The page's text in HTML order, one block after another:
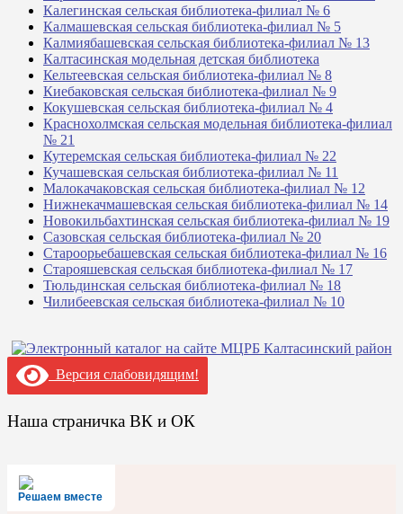
Калегинская сельская библиотека-филиал № 6
Калмашевская сельская библиотека-филиал № 5
Калмиябашевская сельская библиотека-филиал № 13
Калтасинская модельная детская библиотека
Кельтеевская сельская библиотека-филиал № 8
Киебаковская сельская библиотека-филиал № 9
Кокушевская сельская библиотека-филиал № 4
Краснохолмская сельская модельная библиотека-филиал
№ 21
Кутеремская сельская библиотека-филиал № 22
Кучашевская сельская библиотека-филиал № 11
Малокачаковская сельская библиотека-филиал № 12
Нижнекачмашевская сельская библиотека-филиал № 14
Новокильбахтинская сельская библиотека-филиал № 19
Сазовская сельская библиотека-филиал № 20
Староорьебашевская сельская библиотека-филиал № 16
Старояшевская сельская библиотека-филиал № 17
Тюльдинская сельская библиотека-филиал № 18
Чилибеевская сельская библиотека-филиал № 10
Версия слабовидящим!
Наша страничка ВК и ОК
Решаем вместе